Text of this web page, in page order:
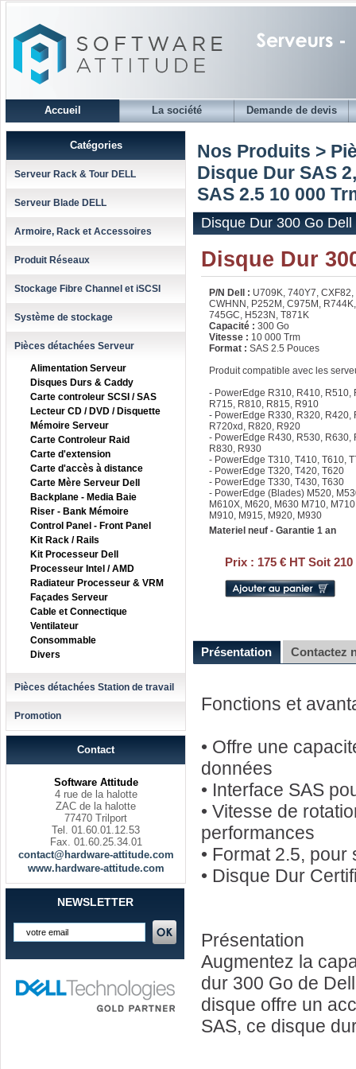
Accueil La société Demande de devis
Catégories
Serveur Rack & Tour DELL
Serveur Blade DELL
Armoire, Rack et Accessoires
Produit Réseaux
Stockage Fibre Channel et iSCSI
Système de stockage
Pièces détachées Serveur
Alimentation Serveur
Disques Durs & Caddy
Carte controleur SCSI / SAS
Lecteur CD / DVD / Disquette
Mémoire Serveur
Carte Controleur Raid
Carte d'extension
Carte d'accès à distance
Carte Mère Serveur Dell
Backplane - Media Baie
Riser - Bank Mémoire
Control Panel - Front Panel
Kit Rack / Rails
Kit Processeur Dell
Processeur Intel / AMD
Radiateur Processeur & VRM
Façades Serveur
Cable et Connectique
Ventilateur
Consommable
Divers
Pièces détachées Station de travail
Promotion
Contact
Software Attitude
4 rue de la halotte
ZAC de la halotte
77470 Trilport
Tel. 01.60.01.12.53
Fax. 01.60.25.34.01
contact@hardware-attitude.com
www.hardware-attitude.com
NEWSLETTER
Nos Produits >
Disque Dur SAS
SAS 2.5 10 000
Disque Dur 300 Go
Disque Dur
P/N Dell : U709K, 740Y7,
CWHNN, P252M, C975M,
745GC, H523N, T871K
Capacité : 300 Go
Vitesse : 10 000 Trm
Format : SAS 2.5 Pouces
Produit compatible avec les
- PowerEdge R310, R410, R510,
R715, R810, R815, R910
- PowerEdge R330, R320, R420,
R720xd, R820, R920
- PowerEdge R430, R530, R630,
R830, R930
- PowerEdge T310, T410, T610,
- PowerEdge T320, T420, T620
- PowerEdge T330, T430, T630
- PowerEdge (Blades) M520,
M610X, M620, M630 M710,
M910, M915, M920, M930
Materiel neuf - Garantie 1 an
Prix : 175 € HT Soit 210
Présentation Contactez
Fonctions et
• Offre une
données
• Interface SAS
• Vitesse de
performances
• Format 2.5,
• Disque Dur
Présentation
Augmentez la
dur 300 Go de
disque offre un
SAS, ce disque